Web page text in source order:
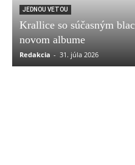
JEDNOU VETOU
Krallice so súčasným
novom albume
Redakcia - 31. júla 2026